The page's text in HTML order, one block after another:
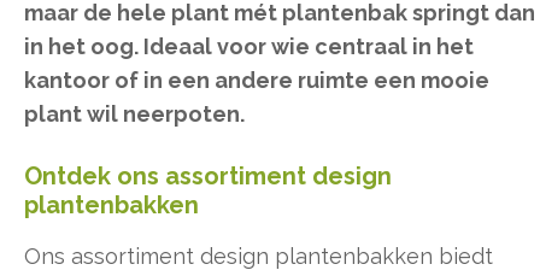
maar de hele plant mét plantenbak springt dan
in het oog. Ideaal voor wie centraal in het
kantoor of in een andere ruimte een mooie
plant wil neerpoten.
Ontdek ons assortiment design
plantenbakken
Ons assortiment design plantenbakken biedt